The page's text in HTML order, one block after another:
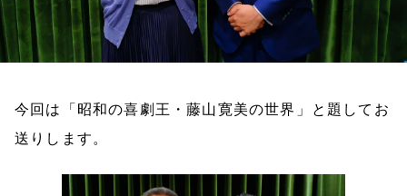
今回は「昭和の喜劇王・藤山寛美の世界」と題してお
送りします。